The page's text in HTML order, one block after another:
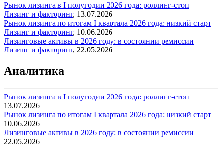
Рынок лизинга в I полугодии 2026 года: роллинг-стоп
Лизинг и факторинг, 13.07.2026
Рынок лизинга по итогам I квартала 2026 года: низкий старт
Лизинг и факторинг, 10.06.2026
Лизинговые активы в 2026 году: в состоянии ремиссии
Лизинг и факторинг, 22.05.2026
Аналитика
Рынок лизинга в I полугодии 2026 года: роллинг-стоп
13.07.2026
Рынок лизинга по итогам I квартала 2026 года: низкий старт
10.06.2026
Лизинговые активы в 2026 году: в состоянии ремиссии
22.05.2026